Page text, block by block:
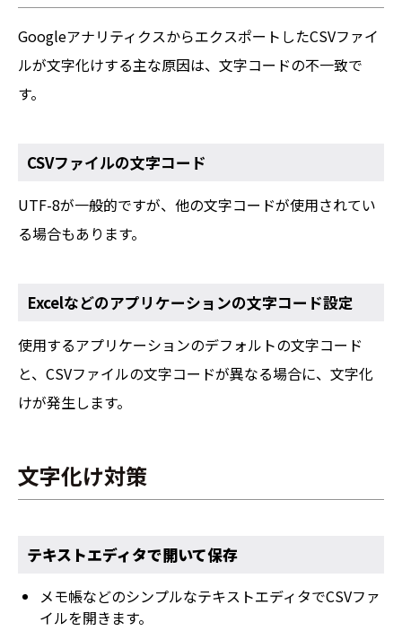
GoogleアナリティクスからエクスポートしたCSVファイ
ルが文字化けする主な原因は、文字コードの不一致で
す。
CSVファイルの文字コード
UTF-8が一般的ですが、他の文字コードが使用されてい
る場合もあります。
Excelなどのアプリケーションの文字コード設定
使用するアプリケーションのデフォルトの文字コード
と、CSVファイルの文字コードが異なる場合に、文字化
けが発生します。
文字化け対策
テキストエディタで開いて保存
メモ帳などのシンプルなテキストエディタでCSVファ
イルを開きます。